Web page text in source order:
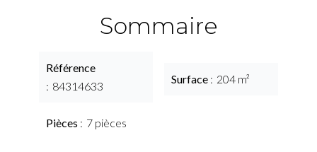
Sommaire
Référence
84314633
Pièces 7 pièces
Surface 204 m²